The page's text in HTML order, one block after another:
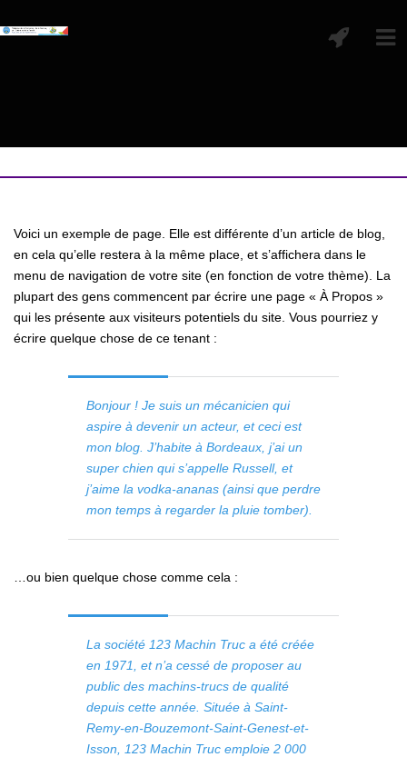
Voici un exemple de page. Elle est différente d’un article de blog,
en cela qu’elle restera à la même place, et s’affichera dans le
menu de navigation de votre site (en fonction de votre thème). La
plupart des gens commencent par écrire une page « À Propos »
qui les présente aux visiteurs potentiels du site. Vous pourriez y
écrire quelque chose de ce tenant :
Bonjour ! Je suis un mécanicien qui
aspire à devenir un acteur, et ceci est
mon blog. J’habite à Bordeaux, j’ai un
super chien qui s’appelle Russell, et
j’aime la vodka-ananas (ainsi que perdre
mon temps à regarder la pluie tomber).
…ou bien quelque chose comme cela :
La société 123 Machin Truc a été créée
en 1971, et n’a cessé de proposer au
public des machins-trucs de qualité
depuis cette année. Située à Saint-
Remy-en-Bouzemont-Saint-Genest-et-
Isson, 123 Machin Truc emploie 2 000